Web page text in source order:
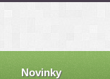
Novinky